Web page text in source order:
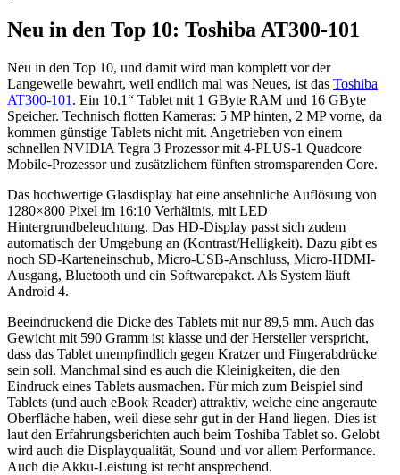
Neu in den Top 10: Toshiba AT300-101
Neu in den Top 10, und damit wird man komplett vor der
Langeweile bewahrt, weil endlich mal was Neues, ist das Toshiba
AT300-101 . Ein 10.1“ Tablet mit 1 GByte RAM und 16 GByte
Speicher. Technisch flotten Kameras: 5 MP hinten, 2 MP vorne, da
kommen günstige Tablets nicht mit. Angetrieben von einem
schnellen NVIDIA Tegra 3 Prozessor mit 4-PLUS-1 Quadcore
Mobile-Prozessor und zusätzlichem fünften stromsparenden Core.
Das hochwertige Glasdisplay hat eine ansehnliche Auflösung von
1280×800 Pixel im 16:10 Verhältnis, mit LED
Hintergrundbeleuchtung. Das HD-Display passt sich zudem
automatisch der Umgebung an (Kontrast/Helligkeit). Dazu gibt es
noch SD-Karteneinschub, Micro-USB-Anschluss, Micro-HDMI-
Ausgang, Bluetooth und ein Softwarepaket. Als System läuft
Android 4.
Beeindruckend die Dicke des Tablets mit nur 89,5 mm. Auch das
Gewicht mit 590 Gramm ist klasse und der Hersteller verspricht,
dass das Tablet unempfindlich gegen Kratzer und Fingerabdrücke
sein soll. Manchmal sind es auch die Kleinigkeiten, die den
Eindruck eines Tablets ausmachen. Für mich zum Beispiel sind
Tablets (und auch eBook Reader) attraktiv, welche eine angeraute
Oberfläche haben, weil diese sehr gut in der Hand liegen. Dies ist
laut den Erfahrungsberichten auch beim Toshiba Tablet so. Gelobt
wird auch die Displayqualität, Sound und vor allem Performance.
Auch die Akku-Leistung ist recht ansprechend.